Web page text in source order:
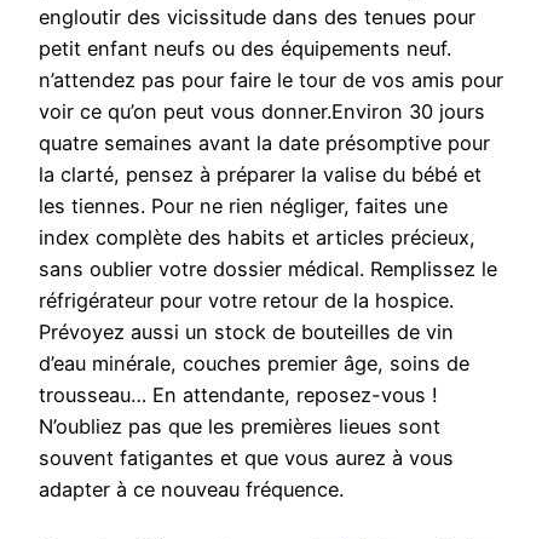
engloutir des vicissitude dans des tenues pour
petit enfant neufs ou des équipements neuf.
n’attendez pas pour faire le tour de vos amis pour
voir ce qu’on peut vous donner.Environ 30 jours
quatre semaines avant la date présomptive pour
la clarté, pensez à préparer la valise du bébé et
les tiennes. Pour ne rien négliger, faites une
index complète des habits et articles précieux,
sans oublier votre dossier médical. Remplissez le
réfrigérateur pour votre retour de la hospice.
Prévoyez aussi un stock de bouteilles de vin
d’eau minérale, couches premier âge, soins de
trousseau… En attendante, reposez-vous !
N’oubliez pas que les premières lieues sont
souvent fatigantes et que vous aurez à vous
adapter à ce nouveau fréquence.